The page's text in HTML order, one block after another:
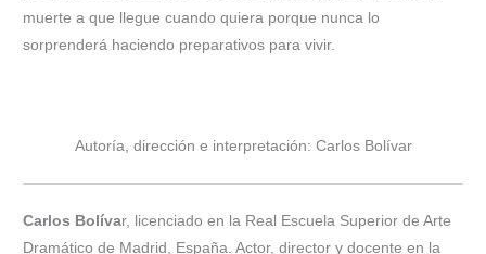
muerte a que llegue cuando quiera porque nunca lo
sorprenderá haciendo preparativos para vivir.
Autoría, dirección e interpretación: Carlos Bolívar
Carlos Bolívar, licenciado en la Real Escuela Superior de Arte
Dramático de Madrid, España. Actor, director y docente en la